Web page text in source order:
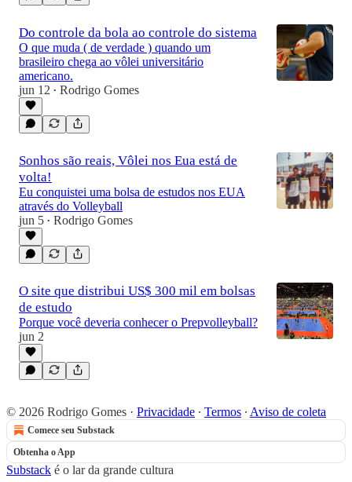
Do controle da bola ao controle do sistema
O que muda ( de verdade ) quando um
brasileiro chega ao vôlei universitário
americano.
jun 12 • Rodrigo Gomes
Sonhos são reais, Vôlei nos Eua está de
volta!
Eu conquistei uma bolsa de estudos nos EUA
através do Volleyball
jun 5 • Rodrigo Gomes
O site que distribui US$ 300 mil em bolsas
de estudo
Porque você deveria conhecer o Prepvolleyball?
jun 2
© 2026 Rodrigo Gomes · Privacidade ∙ Termos ∙ Aviso de coleta
Comece seu Substack
Obtenha o App
Substack é o lar da grande cultura